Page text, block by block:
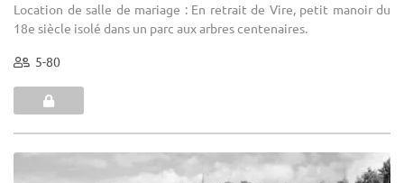
Location de salle de mariage : En retrait de Vire, petit manoir du
18e siècle isolé dans un parc aux arbres centenaires.
5-80